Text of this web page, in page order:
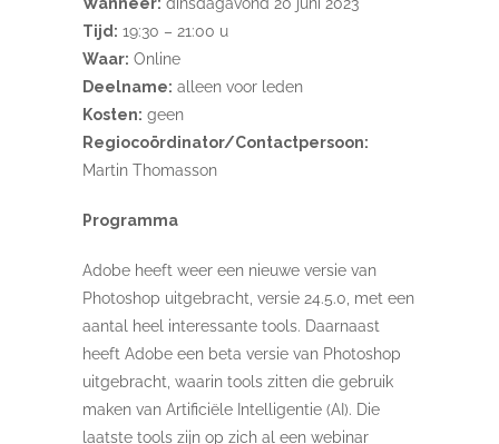
Tijd: 19:30 – 21:00 u
Waar: Online
Deelname: alleen voor leden
Kosten: geen
Regiocoördinator/Contactpersoon:
Martin Thomasson
Programma
Adobe heeft weer een nieuwe versie van
Photoshop uitgebracht, versie 24.5.0, met een
aantal heel interessante tools. Daarnaast
heeft Adobe een beta versie van Photoshop
uitgebracht, waarin tools zitten die gebruik
maken van Artificiële Intelligentie (AI). Die
laatste tools zijn op zich al een webinar